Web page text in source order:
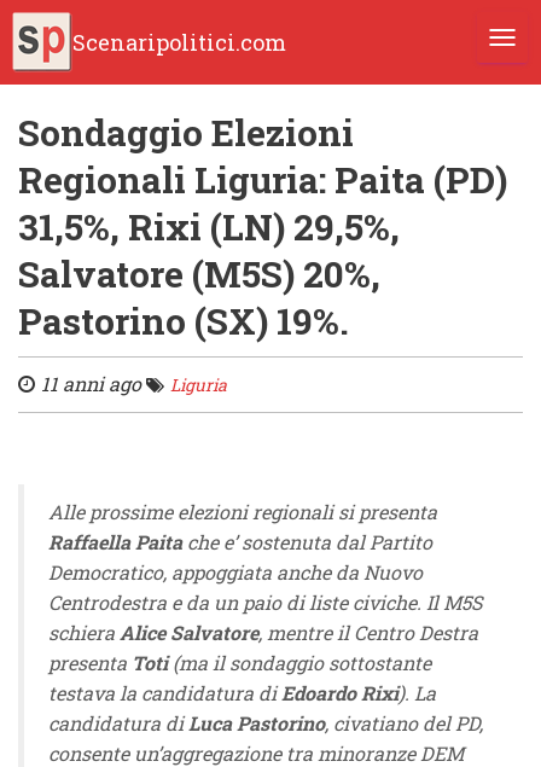
Scenaripolitici.com
Sondaggio Elezioni
Regionali Liguria: Paita (PD)
31,5%, Rixi (LN) 29,5%,
Salvatore (M5S) 20%,
Pastorino (SX) 19%.
11 anni ago Liguria
Alle prossime elezioni regionali si presenta
Raffaella Paitache e’ sostenuta dal Partito
Democratico, appoggiata anche da Nuovo
Centrodestra e da un paio di liste civiche. Il M5S
schiera Alice Salvatore, mentre il Centro Destra
presenta Toti(ma il sondaggio sottostante
testava la candidatura diEdoardo Rixi). La
candidatura diLuca Pastorino, civatiano del PD,
consente un’aggregazione tra minoranze DEM